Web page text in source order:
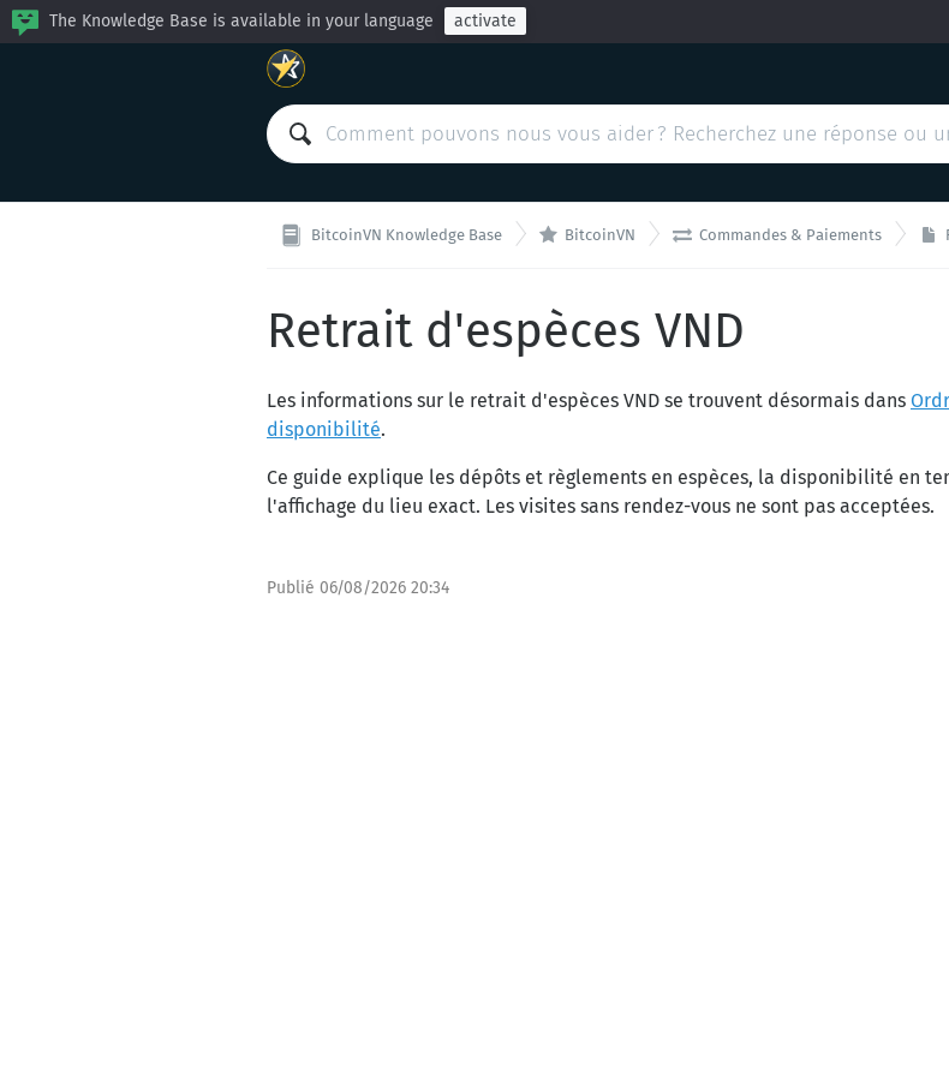
The Knowledge Base is available in your language activate
BitcoinVN Knowledge Base  BitcoinVN  Commandes & Paiements
Retrait d'espèces VND
Les informations sur le retrait d'espèces VND se trouvent désormais dans
disponibilité.
Ce guide explique les dépôts et règlements en espèces, la disponibilité en
l'affichage du lieu exact. Les visites sans rendez-vous ne sont pas acceptées.
Publié 06/08/2026 20:34